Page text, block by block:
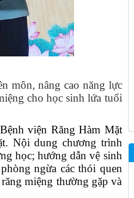
môn, nâng cao năng lực
cho học sinh lứa tuổi
viện Răng Hàm Mặt
Nội dung chương trình
học; hướng dẫn vệ sinh
ngừa các thói quen
miệng thường gặp và